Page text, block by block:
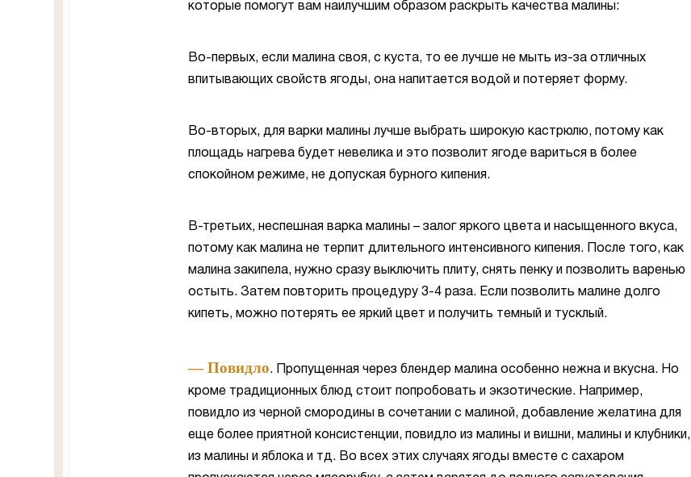
которые помогут вам наилучшим образом раскрыть качества малины:
Во-первых, если малина своя, с куста, то ее лучше не мыть из-за отличных
впитывающих свойств ягоды, она напитается водой и потеряет форму.
Во-вторых, для варки малины лучше выбрать широкую кастрюлю, потому как
площадь нагрева будет невелика и это позволит ягоде вариться в более
спокойном режиме, не допуская бурного кипения.
В-третьих, неспешная варка малины – залог яркого цвета и насыщенного вкуса,
потому как малина не терпит длительного интенсивного кипения. После того, как
малина закипела, нужно сразу выключить плиту, снять пенку и позволить варенью
остыть. Затем повторить процедуру 3-4 раза. Если позволить малине долго
кипеть, можно потерять ее яркий цвет и получить темный и тусклый.
— Повидло. Пропущенная через блендер малина особенно нежна и вкусна. Но
кроме традиционных блюд стоит попробовать и экзотические. Например,
повидло из черной смородины в сочетании с малиной, добавление желатина для
еще более приятной консистенции, повидло из малины и вишни, малины и клубники,
из малины и яблока и тд. Во всех этих случаях ягоды вместе с сахаром